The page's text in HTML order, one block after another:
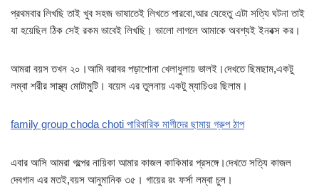
প্রথমবার লিখছি তাই খুব সহজ ভাষাতেই লিখতে পারবো,আর যেহেতু এটা সত্যি ঘটনা তাই
যা হয়েছিল ঠিক সেই রকম ভাবেই লিখছি। ভালো লাগলে আমাকে অবশ্যই ইনবক্স কর।
আমরা বয়স তখন ২০।আমি বরাবর পড়াশোনা খেলাধুলায় ভালই।দেখতে ছিমছাম,একটু
লম্বা শরীর সাস্থ্য মোটামুটি। বয়েস এর তুলনায় একটু ম্যাচিওর ছিলাম।
family group choda choti পারিবারিক মাগীদের ছামায় গ্রুপ ঠাপ
এবার আসি আমরা গল্পের নায়িকা আমার কাজল কাকিমার প্রসঙ্গে।দেখতে সত্যি কাজল
দেবগান এর মতই,বয়স আনুমানিক ৩৫। গায়ের রং ফর্সা লম্বা চুল।